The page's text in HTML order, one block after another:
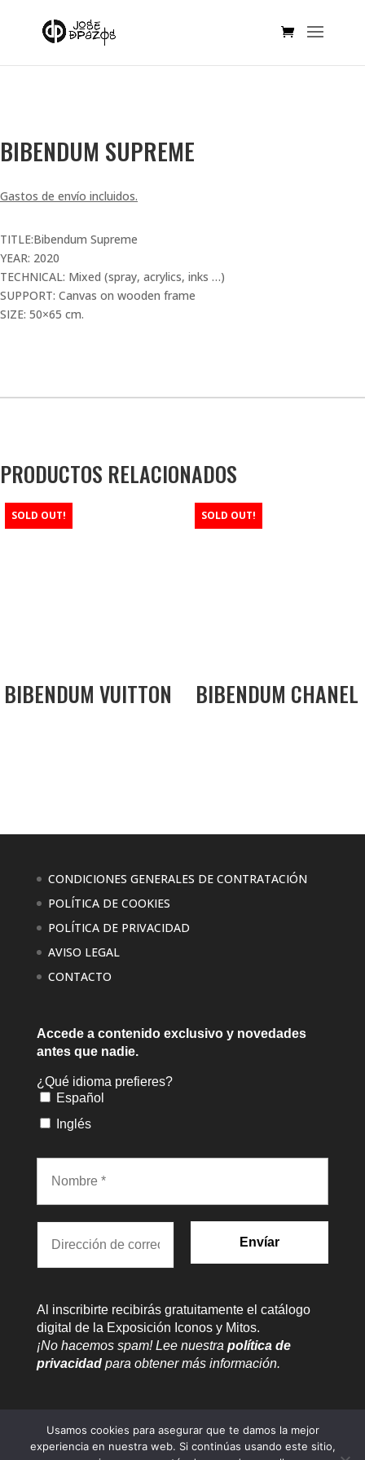
SOLD OUT!
BIBENDUM SUPREME
Gastos de envío incluidos.
TITLE:Bibendum Supreme
YEAR: 2020
TECHNICAL: Mixed (spray, acrylics, inks …)
SUPPORT: Canvas on wooden frame
SIZE: 50×65 cm.
PRODUCTOS RELACIONADOS
SOLD OUT!
BIBENDUM VUITTON
SOLD OUT!
BIBENDUM CHANEL
CONDICIONES GENERALES DE CONTRATACIÓN
POLÍTICA DE COOKIES
POLÍTICA DE PRIVACIDAD
AVISO LEGAL
CONTACTO
Accede a contenido exclusivo y novedades
antes que nadie.
¿Qué idioma prefieres?
Español
Inglés
Al inscribirte recibirás gratuitamente el catálogo
digital de la Exposición Iconos y Mitos.
¡No hacemos spam! Lee nuestra política de
privacidadpara obtener más información.
Usamos cookies para asegurar que te damos la mejor
experiencia en nuestra web. Si continúas usando este sitio,